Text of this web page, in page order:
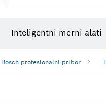
Inteligentni merni alati
Bosch profesionalni pribor